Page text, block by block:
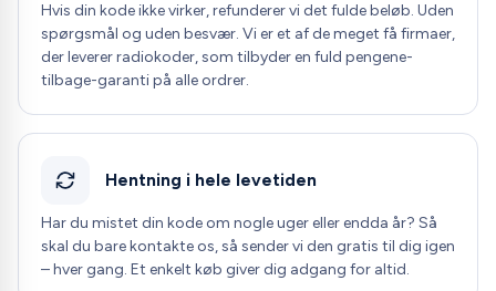
Hvis din kode ikke virker, refunderer vi det fulde beløb. Uden
spørgsmål og uden besvær. Vi er et af de meget få firmaer,
der leverer radiokoder, som tilbyder en fuld pengene-
tilbage-garanti på alle ordrer.
Hentning i hele levetiden
Har du mistet din kode om nogle uger eller endda år? Så
skal du bare kontakte os, så sender vi den gratis til dig igen
– hver gang. Et enkelt køb giver dig adgang for altid.